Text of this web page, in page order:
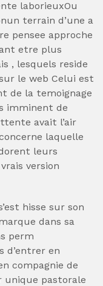
laborieuxOu
terrain d’une a
pensee approche
etre plus
, lesquels reside
le web Celui est
de la temoignage
imminent de
avait l’air
laquelle
leurs
version
hisse sur son
dans sa
perm
d’entrer en
compagnie de
unique pastorale